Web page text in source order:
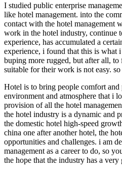
I studied public enterprise
like hotel management. into the
contact with the hotel management
work in the hotel industry, continue
experience, has accumulated a
experience, i found that this is what
buping more rugged, but after all,
suitable for their work is not easy.
Hotel is to bring people comfort and
environment and atmosphere that i
provision of all the hotel
the hotel industry is a dynamic and
the domestic hotel high-speed
china one after another hotel, the
opportunities and challenges. i am
management as a career to do, so
the hope that the industry has a very